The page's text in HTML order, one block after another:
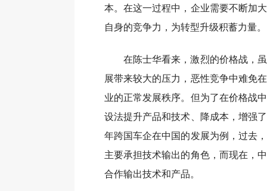
本。在这一过程中，企业需要不断加
自身的竞争力，为转型升级积蓄力量。
在陈士华看来，激烈的价格战，
展带来较大的压力，恶性竞争中难免
业的正常发展秩序。但为了在价格战
设法提升产品和技术、降成本，增强
年跨国车企在中国的发展为例，过去
主要承担技术输出的角色，而现在，
合作输出技术和产品。